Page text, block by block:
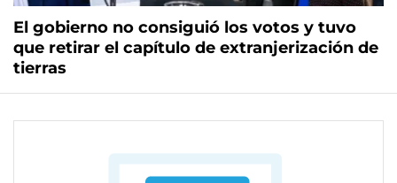
El gobierno no consiguió los votos y tuvo
que retirar el capítulo de extranjerización de
tierras